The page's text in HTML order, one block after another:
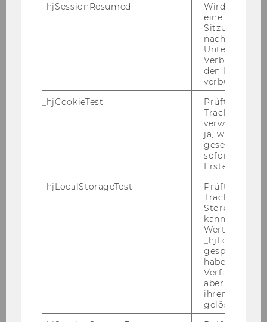
En­ga­ge­ment und Be­last­bar­keit
Bitte be­wer­ben Sie sich auf un­se­rer Home­page
Ende der Be­wer­bungs­frist: 3. Ok­to­ber 2012
Studienjahr 2011/2012
_hjSessionResumed
Wird gesetzt,
eine
Sitzung/
nach einer
Verbindung
den Hotjar-
verbunden
_hjCookieTest
Prüft, ob der
Tracking
verwenden
ja, wird ein
gesetzt. Wird
sofort nach
Erstellung
_hjLocalStorageTest
Prüft, ob der
Tracking
Storage
kann. Wenn
Wert 1
haben keine
Verfallszeit,
aber fast
ihrer
gelöscht.